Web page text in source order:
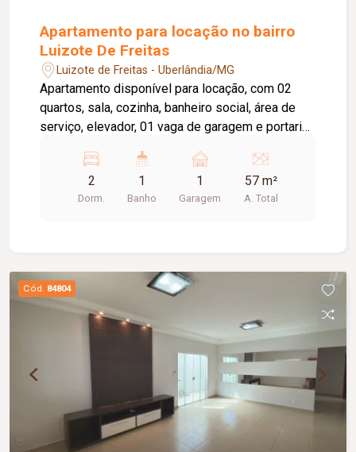
Apartamento para locação no bairro
Luizote De Freitas
Luizote de Freitas - Uberlândia/MG
Apartamento disponível para locação, com 02
quartos, sala, cozinha, banheiro social, área de
serviço, elevador, 01 vaga de garagem e portaria
piscina e salão de festas, proporcionando mais
conforto e lazer para os moradores. A taxa de
condomínio está inclusa no valor do aluguel.
2
Dorm.
1
Banho
1
Garagem
57 m²
A. Total
Cód. 84804